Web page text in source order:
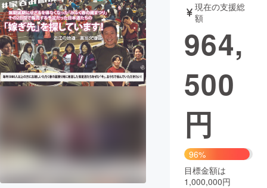
テクノロジー・ガジェット ゲーム・サ
映像・映画 書籍・雑誌
ビジネス・起業 チャレンジ
まちづくり・地域活性化
CAMPFIRE Creation
CAMPFIREふるさと納税machi-ya コミュニティ
現在の支援総
額
964,
500
円
96%
目標金額は
1,000,000円